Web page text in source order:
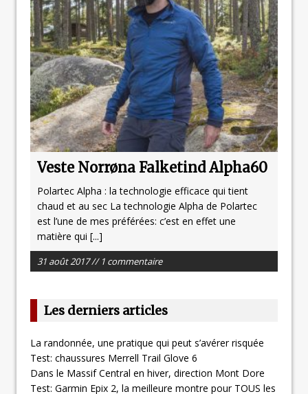
Veste Norrøna Falketind Alpha60
Polartec Alpha : la technologie efficace qui tient
chaud et au sec La technologie Alpha de Polartec
est l’une de mes préférées: c’est en effet une
matière qui [...]
31 août 2017 // 1 commentaire
Les derniers articles
La randonnée, une pratique qui peut s’avérer risquée
Test: chaussures Merrell Trail Glove 6
Dans le Massif Central en hiver, direction Mont Dore
Test: Garmin Epix 2, la meilleure montre pour TOUS les